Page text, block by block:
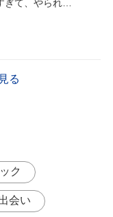
ぎて、やられ
る
ク
会い